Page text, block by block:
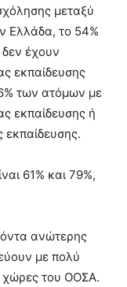
μεταξύ
Ελλάδα, το 54%
έχουν
εκπαίδευσης
των ατόμων με
εκπαίδευσης ή
εκπαίδευσης.
61% και 79%,
ανώτερης
με πολύ
χώρες του ΟΟΣΑ.